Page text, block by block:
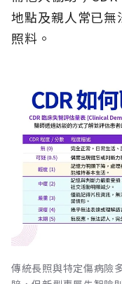
地點及親人常已無
照料。
傳統長照與特定傷病險